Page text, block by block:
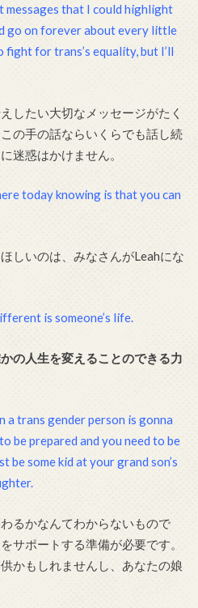
messages that I could highlight
go on forever about every little
for trans’s equality, but I’ll
したい大切なメッセージがたく
の手の話ならいくらでも話し続
迷惑はかけません。
today knowing is that you can
しいのは、みなさんがLeahにな
is someone’s life.
の人生を変えることのできる力
a trans gender person is gonna
be prepared and you need to be
be some kid at your grand son’s
るかなんてわからないもので
サポートする準備が必要です。
かもしれませんし、あなたの娘